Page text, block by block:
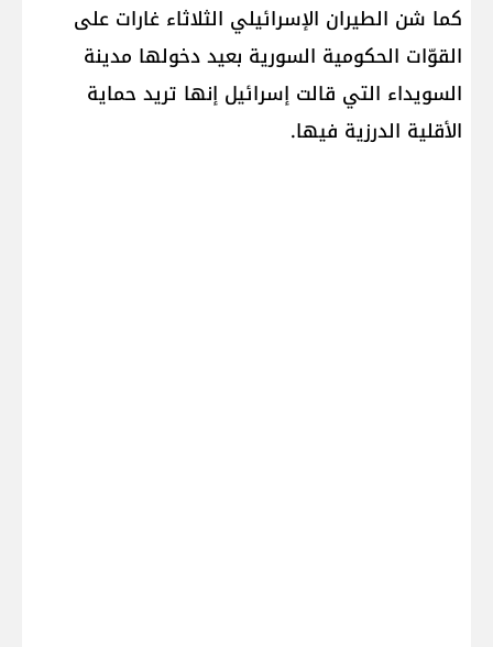
كما شن الطيران الإسرائيلي الثلاثاء غارات على
القوّات الحكومية السورية بعيد دخولها مدينة
السويداء التي قالت إسرائيل إنها تريد حماية
الأقلية الدرزية فيها.